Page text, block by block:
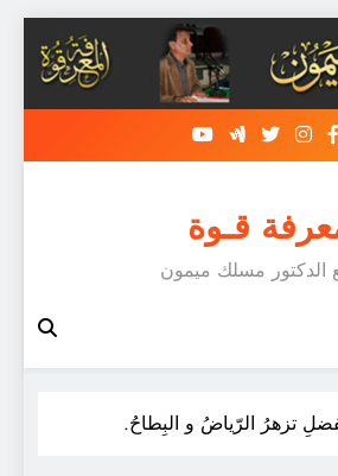
قـوة
الدكتور مسلك ميمون
تزهرُ الرّياضُ و البِطاحُ.